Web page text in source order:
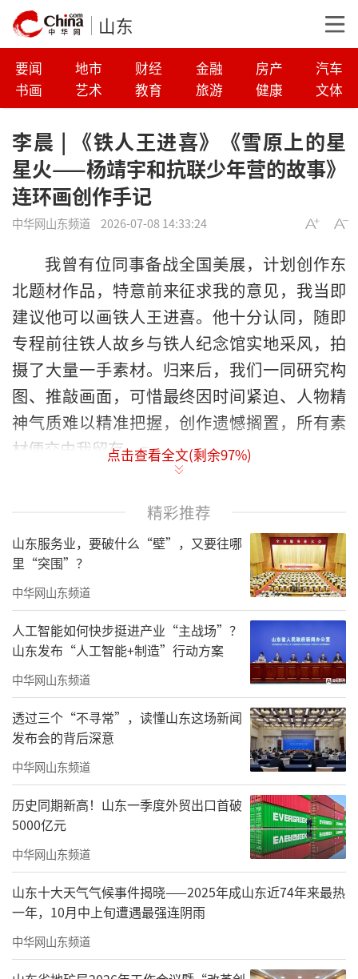
山东
要闻 地市 财经 金融 房产
汽车
书画
艺术 教育 旅游 健康 文体
李晨 | 《铁人王进喜》《雪原上的星
星火——杨靖宇和抗联少年营的故事》
连环画创作手记
中华网山东频道 2026-07-08 14:33:24
我曾有位同事备战全国美展，计划创作东
北题材作品，特意前来征求我的意见，我当即
建议他可以画铁人王进喜。他十分认同，随即
专程前往铁人故乡与铁人纪念馆实地采风，拍
摄了大量一手素材。归来后，我们一同研究构
图、推敲画面，可惜最终因时间紧迫、人物精
神气质难以精准把握，创作遗憾搁置，所有素
材便交由我留存。=
父亲都是石油工人，他的毕业设计同样选定铁
人主题，不仅创作绘画，还结合装置艺术，以
展柜陈列石油工人棉袄、铝盔等实物，展览生
动真挚、极具感染力。他毕业后又留给我一些
珍贵实物道具和图画。
因为这些机缘，我搜集了大量创作材料，
同时也找到相关书籍，对王进喜的生平做了详
实的了解。
点击查看全文(剩余97%)
精彩推荐
山东服务业，要破什么“壁”，又要往哪
里“突围”？
中华网山东频道
人工智能如何快步挺进产业“主战场”？
山东发布“人工智能+制造”行动方案
中华网山东频道
透过三个“不寻常”，读懂山东这场新闻
发布会的背后深意
中华网山东频道
历史同期新高！山东一季度外贸出口首破
5000亿元
中华网山东频道
山东十大天气气候事件揭晓——2025年成山东近74年来最热
一年，10月中上旬遭遇最强连阴雨
中华网山东频道